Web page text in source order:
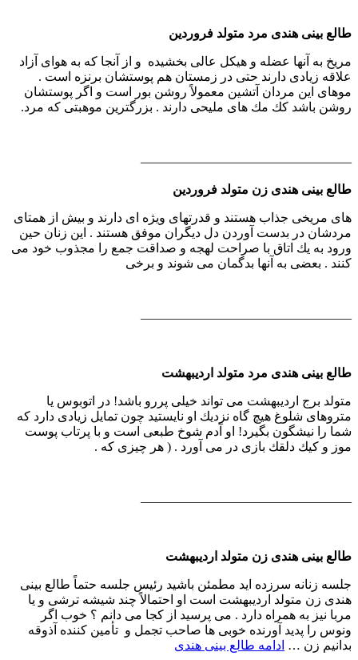
طالع بینی هندی مرد متولد فروردین
مریخ به آنها عضله و هیكل عالی بخشیده و از آنجا كه به هوای آزاد
علاقه زیادی دارند حتی در زمستان هم پوستشان برنزه است .
موهای این مردان آتشین معمولاً روشن بور است و اگر پوستشان
روشن باشد كك مك های ملیحی دارند . بزرگترین موهبتی كه مرد.
————————————————–
طالع بینی هندی زن متولد فروردین
های مریخی جذاب هستند و قدرتهای ویژه ای دارند و بیش از همتای
مردشان در بدست آوردن دل دیگران موفق هستند . این زنان حین
ورود به یك اتاق با صراحت لهجه و صداقت جمع را مجذوب خود می
كنند . بعضی به آنها بدگمان می شوند و برخی
————————————————–
طالع بینی هندی مرد متولد اردیبهشت
متولد برج اردیبهشت می تواند خیلی پررو باشد! در اتوبوس یا
متروهای شلوغ هیچ گاه نزدیك او نایستید چون تمایل زیادی دارد كه
شما را نیشگون بگیرد! او آدم شوخ طبعی است و با پرتاب پوست
موز و كیك دلقك بازی در می آورد . ( هر چیزی كه .
————————————————–
طالع بینی هندی زن متولد اردیبهشت
جلسه زنانه سرزده اید مطمئن باشید رئیس جلسه حتماً طالع بینی
هندی زن متولد اردیبهشت است او احتمالاً چند شیشه ترشی و یا
مربا نیز به همراه دارد . می پرسید از كجا می دانم ؟ خوب اگر
ونوس را پدید آورنده خوبی ها صاحب تجمل و تأمین كننده آذوقه
بدانیم زن … ادامه طالع بینی هندی